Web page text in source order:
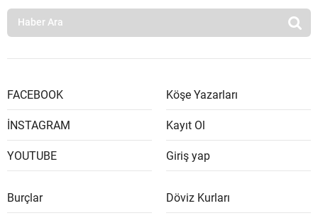
FACEBOOK
İNSTAGRAM
YOUTUBE
Köşe Yazarları
Kayıt Ol
Giriş yap
Burçlar Döviz Kurları